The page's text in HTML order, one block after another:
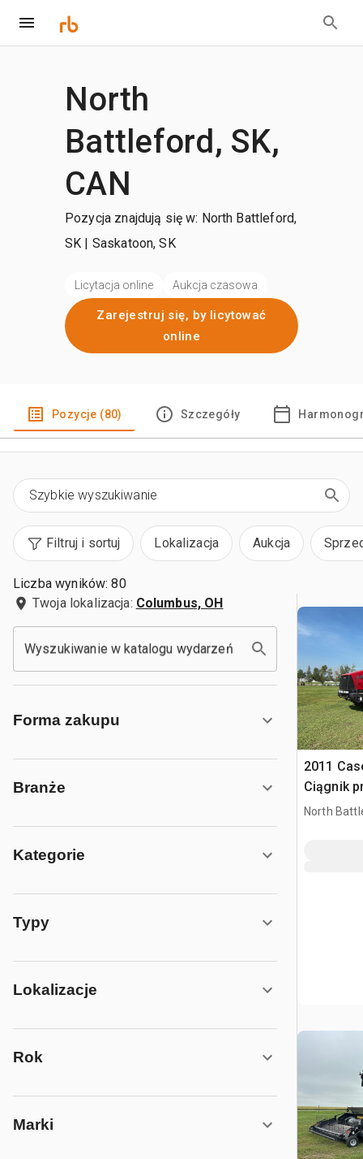
North
Battleford, SK,
CAN
Pozycja znajdują się w: North Battleford,
SK | Saskatoon, SK
Licytacja online Aukcja czasowa
Zarejestruj się, by licytować
online
Pozycje (80) Szczegóły
Filtruj i sortuj Lokalizacja Aukcja
Liczba wyników: 80
Twoja lokalizacja: Columbus, OH
Wyszukiwanie w katalogu wydarzeń
Forma zakupu
Branże
Kategorie
Typy
Lokalizacje
Rok
Marki
2011
Ciągnik
North